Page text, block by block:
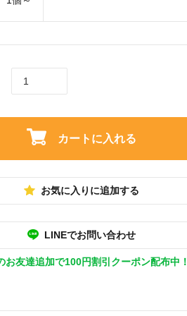
カートに入れる
お気に入りに追加する
LINEでお問い合わせ
お友達追加で100円割引クーポン配布中！